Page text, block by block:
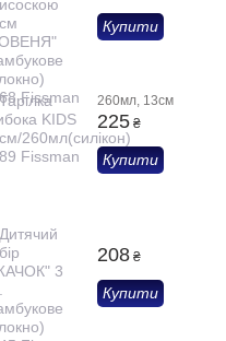
Купити
260мл, 13см
225 ₴
Купити
208 ₴
Купити